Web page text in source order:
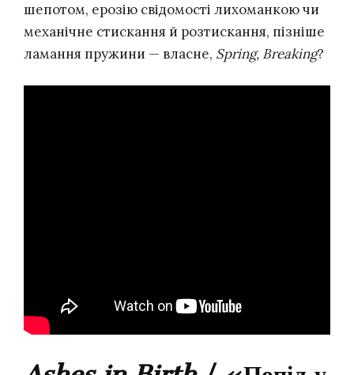
шепотом, ерозію свідомості лихоманкою чи
механічне стискання й розтискання, пізніше
ламання пружини — власне, Spring, Breaking?